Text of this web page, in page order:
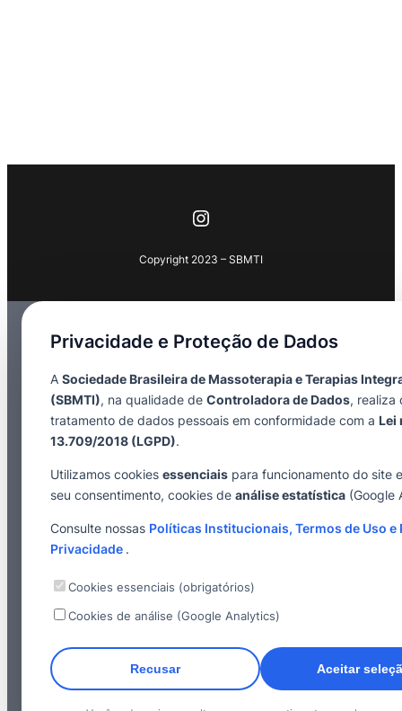
Instagram
Copyright 2023 – SBMTI
Privacidade e Proteção de Dados
A Sociedade Brasileira de Massoterapia e Terapias
(SBMTI), na qualidade de Controladora de Dados, realiza
tratamento de dados pessoais em conformidade com a Lei
13.709/2018 (LGPD).
Utilizamos cookies essenciais para funcionamento do site
seu consentimento, cookies de análise estatística (Google
Consulte nossas Políticas Institucionais, Termos de Uso e
Privacidade .
Cookies essenciais (obrigatórios)
Cookies de análise (Google Analytics)
Recusar Aceitar